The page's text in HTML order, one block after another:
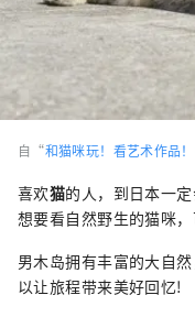
自“和猫咪玩！看艺术作品
喜欢猫的人，到日本一
想要看自然野生的猫咪
男木岛拥有丰富的大自
以让旅程带来美好回忆!